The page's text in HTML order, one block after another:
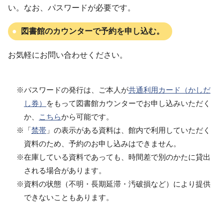
い。なお、パスワードが必要です。
図書館のカウンターで予約を申し込む。
お気軽にお問い合わせください。
※パスワードの発行は、ご本人が共通利用カード（かしだ
し券）
をもって図書館カウンターでお申し込みいただく
か、
こちらから可能です。
※「禁帯」の表示がある資料は、館内で利用していただく
資料のため、予約のお申し込みはできません。
※在庫している資料であっても、時間差で別のかたに貸出
される場合があります。
※資料の状態（不明・長期延滞・汚破損など）により提供
できないこともあります。